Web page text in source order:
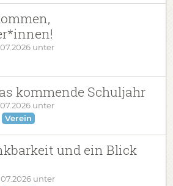
unter
kommende Schuljahr
unter
Verein
und ein Blick
unter